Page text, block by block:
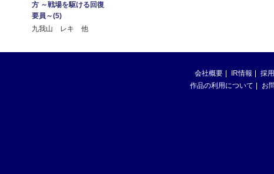
方 ～戦場を駆ける回復
要員～(5)
九我山 レキ 他
会社概要 IR情報 採
作品の利用について
お